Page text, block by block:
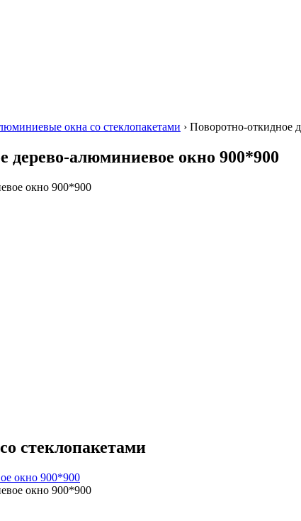
окна со стеклопакетами › Поворотно-откидное
дерево-алюминиевое окно 900*900
стеклопакетами
окно 900*900